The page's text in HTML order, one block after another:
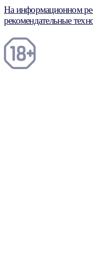
На информационном
рекомендательные